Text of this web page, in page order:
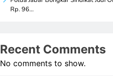
Rp. 96…
Recent Comments
No comments to show.